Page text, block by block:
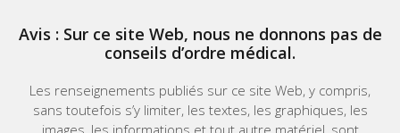
Avis : Sur ce site Web, nous ne donnons pas de
conseils d’ordre médical.
Les renseignements publiés sur ce site Web, y compris,
sans toutefois s’y limiter, les textes, les graphiques, les